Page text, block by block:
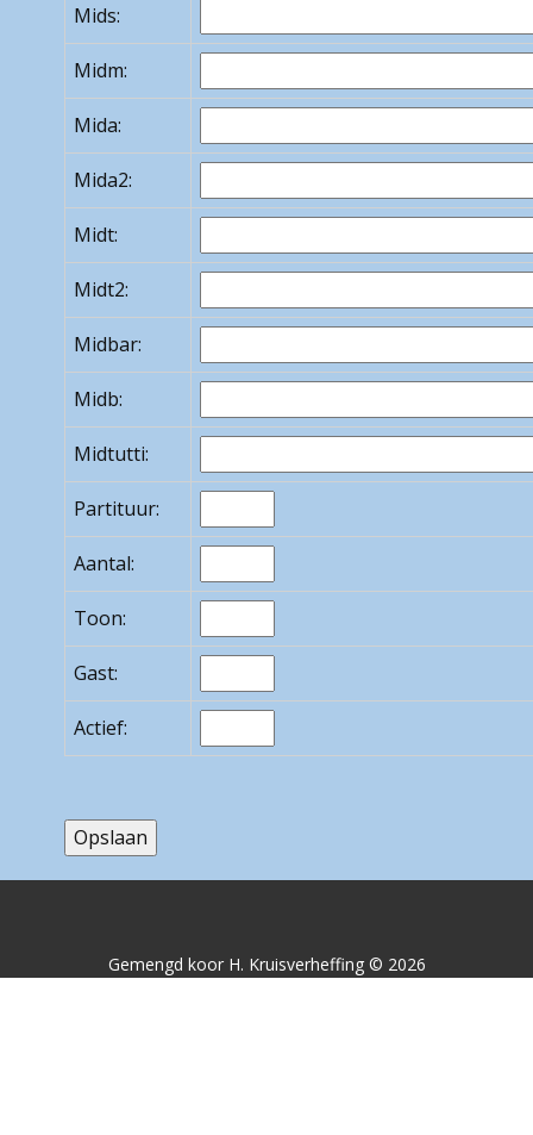
Mids:
Midm:
Mida:
Mida2:
Midt:
Midt2:
Midbar:
Midb:
Midtutti:
Partituur:
Aantal:
Toon:
Gast:
Actief:
Gemengd koor H. Kruisverheffing © 2026